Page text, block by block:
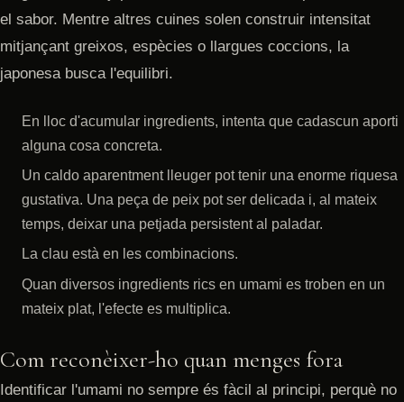
el sabor. Mentre altres cuines solen construir intensitat
mitjançant greixos, espècies o llargues coccions, la
japonesa busca l'equilibri.
En lloc d'acumular ingredients, intenta que cadascun aporti
alguna cosa concreta.
Un caldo aparentment lleuger pot tenir una enorme riquesa
gustativa. Una peça de peix pot ser delicada i, al mateix
temps, deixar una petjada persistent al paladar.
La clau està en les combinacions.
Quan diversos ingredients rics en umami es troben en un
mateix plat, l'efecte es multiplica.
Com reconèixer-ho quan menges fora
Identificar l'umami no sempre és fàcil al principi, perquè no